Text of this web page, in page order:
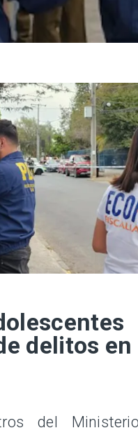
delitos en
del Ministerio